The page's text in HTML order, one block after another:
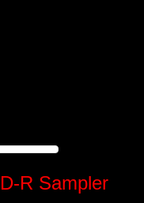
R Sampler